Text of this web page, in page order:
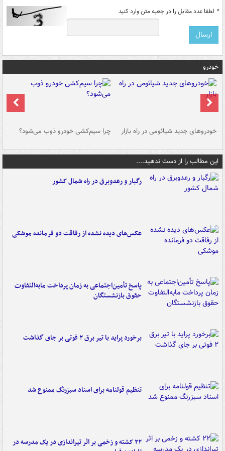
* لطفا عدد مقابل را در جعبه متن وارد کنید
خودرو
خودروهای جدید شیائومی در راه بازار چرا سیم‌کشی خودرو ذوب می‌شود؟
این مطالب را از دست ندهید....
رگبار و رعدوبرق در راه شمال کشور
عکس‌های دیده نشده از رفاقت دو فرمانده‌ موشکی
پاسخ تأمین‌اجتماعی به زمان پرداخت مابه‌التفاوت
حقوق بازنشستگان
برخورد پراید با تیر برق ۲ فوتی بر جای گذاشت
تنظیم قولنامه برای اسناد سبزرنگ ممنوع شد
۲۲ کشته و زخمی بر اثر تیراندازی در یک مدرسه در